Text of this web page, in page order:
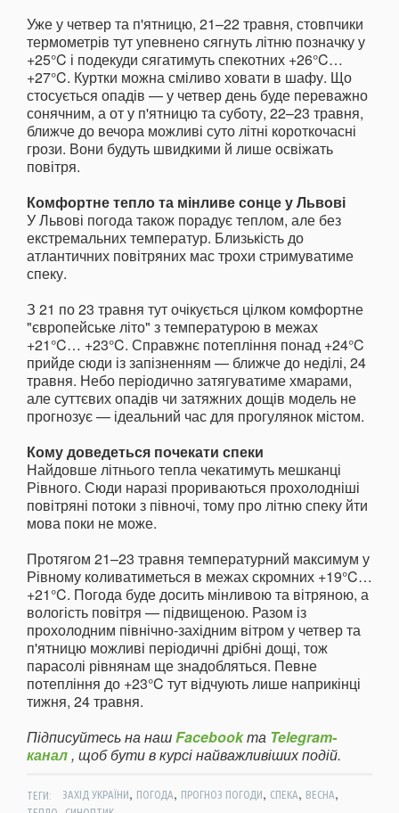
Уже у четвер та п'ятницю, 21–22 травня, стовпчики
термометрів тут упевнено сягнуть літню позначку у
+25°C і подекуди сягатимуть спекотних +26°C…
+27°C. Куртки можна сміливо ховати в шафу. Що
стосується опадів — у четвер день буде переважно
сонячним, а от у п'ятницю та суботу, 22–23 травня,
ближче до вечора можливі суто літні короткочасні
грози. Вони будуть швидкими й лише освіжать
повітря.
Комфортне тепло та мінливе сонце у Львові
У Львові погода також порадує теплом, але без
екстремальних температур. Близькість до
атлантичних повітряних мас трохи стримуватиме
спеку.
З 21 по 23 травня тут очікується цілком комфортне
"європейське літо" з температурою в межах
+21°C… +23°C. Справжнє потепління понад +24°C
прийде сюди із запізненням — ближче до неділі, 24
травня. Небо періодично затягуватиме хмарами,
але суттєвих опадів чи затяжних дощів модель не
прогнозує — ідеальний час для прогулянок містом.
Кому доведеться почекати спеки
Найдовше літнього тепла чекатимуть мешканці
Рівного. Сюди наразі прориваються прохолодніші
повітряні потоки з півночі, тому про літню спеку йти
мова поки не може.
Протягом 21–23 травня температурний максимум у
Рівному коливатиметься в межах скромних +19°C…
+21°C. Погода буде досить мінливою та вітряною, а
вологість повітря — підвищеною. Разом із
прохолодним північно-західним вітром у четвер та
п'ятницю можливі періодичні дрібні дощі, тож
парасолі рівнянам ще знадобляться. Певне
потепління до +23°C тут відчують лише наприкінці
тижня, 24 травня.
Підписуйтесь на нашFacebookта Telegram-
канал, щоб бути в курсі найважливіших подій.
ТЕГИ: ЗАХІД УКРАЇНИ, ПОГОДА, ПРОГНОЗ ПОГОДИ, СПЕКА, ВЕСНА,